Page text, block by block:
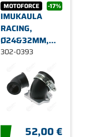
MOTOFORCE -17%
IMUKAULA
RACING,
Ø24&32MM,
GILERA- /
APRILIA-
SKOOTTERIT
302-0393
52,00 €